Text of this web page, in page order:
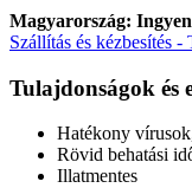
Magyarország:
Szállítás és kézbesítés
Tulajdonságok és
Hatékony
Rövid behatási
Illatmentes